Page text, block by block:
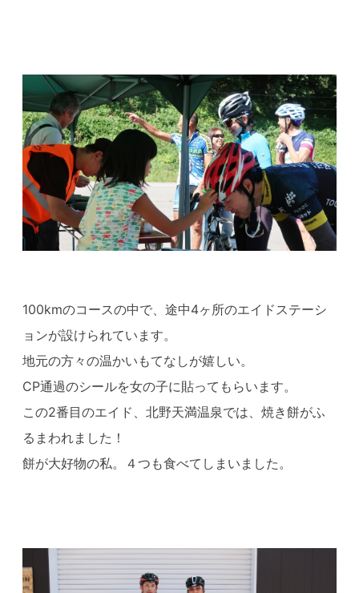
100kmのコースの中で、途中4ヶ所のエイドステーシ
ョンが設けられています。
地元の方々の温かいもてなしが嬉しい。
CP通過のシールを女の子に貼ってもらいます。
この2番目のエイド、北野天満温泉では、焼き餅がふ
るまわれました！
餅が大好物の私。４つも食べてしまいました。